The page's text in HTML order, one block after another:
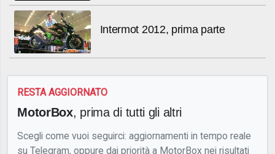
Intermot 2012, prima parte
RESTA AGGIORNATO
MotorBox, prima di tutti gli altri
Scegli come vuoi seguirci: aggiornamenti in tempo reale
su Telegram, oppure dai priorità a MotorBox nei risultati